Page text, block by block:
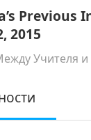
Previous
2015
Учителя и